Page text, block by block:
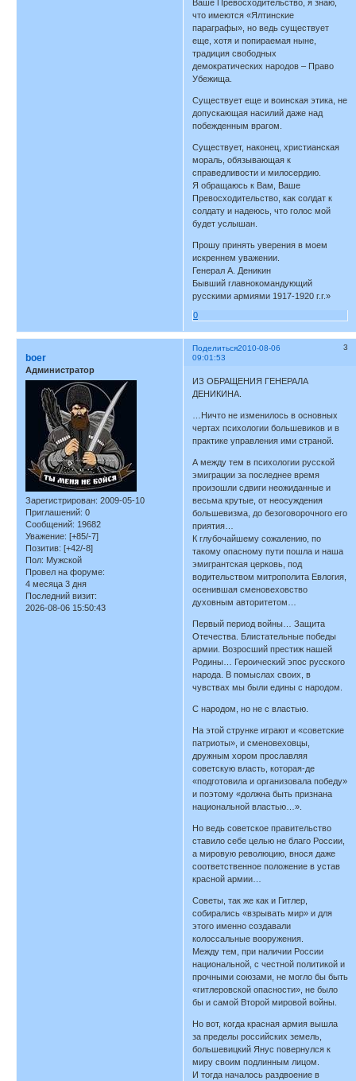
Ваше Превосходительство, я знаю,
что имеются «Ялтинские
параграфы», но ведь существует
еще, хотя и попираемая ныне,
традиция свободных
демократических народов – Право
Убежища.
Существует еще и воинская этика, не
допускающая насилий даже над
побежденным врагом.
Существует, наконец, христианская
мораль, обязывающая к
справедливости и милосердию.
Я обращаюсь к Вам, Ваше
Превосходительство, как солдат к
солдату и надеюсь, что голос мой
будет услышан.
Прошу принять уверения в моем
искреннем уважении.
Генерал А. Деникин
Бывший главнокомандующий
русскими армиями 1917-1920 г.г.»
0
Поделиться 3
2010-08-06
09:01:53
boer
Администратор
Зарегистрирован: 2009-05-10
Приглашений: 0
Сообщений: 19682
Уважение: [+85/-7]
Позитив: [+42/-8]
Пол: Мужской
Провел на форуме:
4 месяца 3 дня
Последний визит:
2026-08-06 15:50:43
ИЗ ОБРАЩЕНИЯ ГЕНЕРАЛА
ДЕНИКИНА.
…Ничто не изменилось в основных
чертах психологии большевиков и в
практике управления ими страной.
А между тем в психологии русской
эмиграции за последнее время
произошли сдвиги неожиданные и
весьма крутые, от неосуждения
большевизма, до безоговорочного его
приятия…
К глубочайшему сожалению, по
такому опасному пути пошла и наша
эмигрантская церковь, под
водительством митрополита Евлогия,
осенившая сменовеховство
духовным авторитетом…
Первый период войны… Защита
Отечества. Блистательные победы
армии. Возросший престиж нашей
Родины… Героический эпос русского
народа. В помыслах своих, в
чувствах мы были едины с народом.
С народом, но не с властью.
На этой струнке играют и «советские
патриоты», и сменовеховцы,
дружным хором прославляя
советскую власть, которая-де
«подготовила и организовала победу»
и поэтому «должна быть признана
национальной властью…».
Но ведь советское правительство
ставило себе целью не благо России,
а мировую революцию, внося даже
соответственное положение в устав
красной армии…
Советы, так же как и Гитлер,
собирались «взрывать мир» и для
этого именно создавали
колоссальные вооружения.
Между тем, при наличии России
национальной, с честной политикой и
прочными союзами, не могло бы быть
«гитлеровской опасности», не было
бы и самой Второй мировой войны.
Но вот, когда красная армия вышла
за пределы российских земель,
большевицкий Янус повернулся к
миру своим подлинным лицом.
И тогда началось раздвоение в